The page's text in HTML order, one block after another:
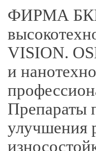
ФИРМА БКМ
VISION.
и
Препараты
улучшения